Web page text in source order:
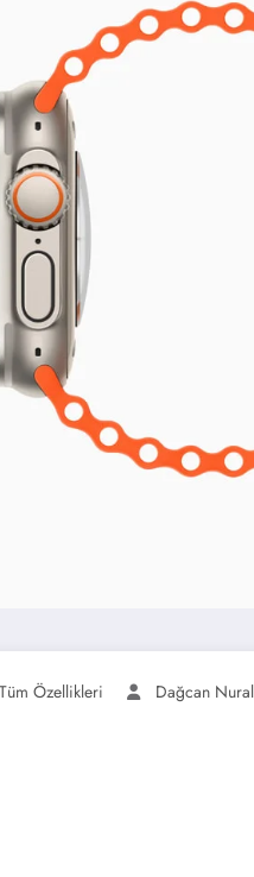
Özellikleri Dağcan Nural